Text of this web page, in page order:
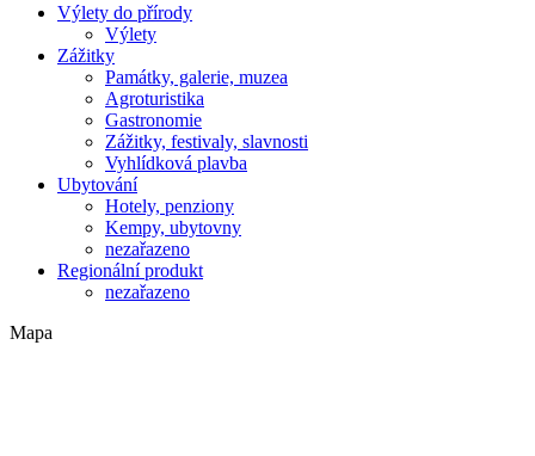
Výlety do přírody
Výlety
Zážitky
Památky, galerie, muzea
Agroturistika
Gastronomie
Zážitky, festivaly, slavnosti
Vyhlídková plavba
Ubytování
Hotely, penziony
Kempy, ubytovny
nezařazeno
Regionální produkt
nezařazeno
Mapa